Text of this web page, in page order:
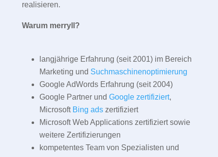
realisieren.
Warum merryll?
langjährige Erfahrung (seit 2001) im Bereich
Marketing und Suchmaschinenoptimierung
Google AdWords Erfahrung (seit 2004)
Google Partner und Google zertifiziert,
Microsoft Bing adszertifiziert
Microsoft Web Applications zertifiziert sowie
weitere Zertifizierungen
kompetentes Team von Spezialisten und